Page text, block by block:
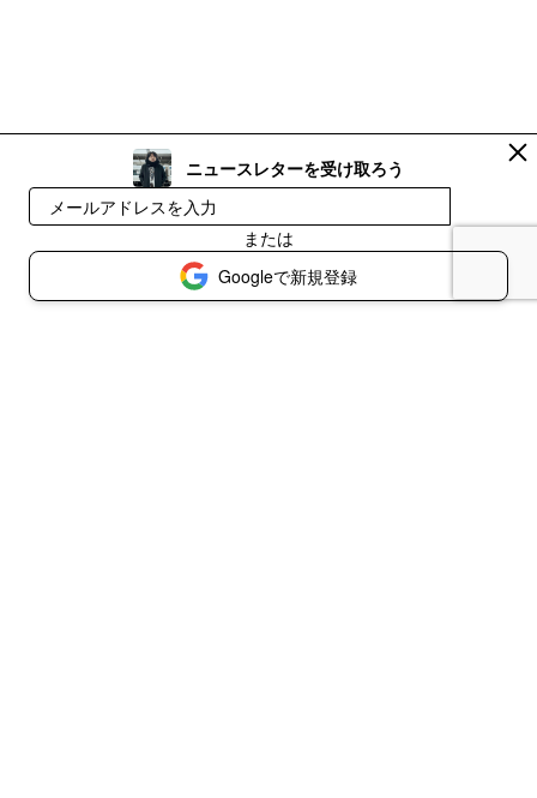
ニュースレターを受け取ろう
または
Googleで新規登録